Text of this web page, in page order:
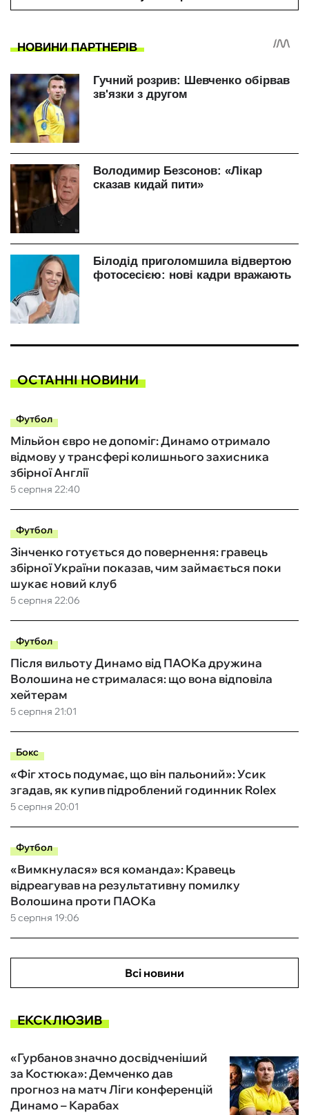
ОСТАННІ НОВИНИ
Футбол
5 серпня 22:40
Мільйон євро не допоміг: Динамо отримало
відмову у трансфері колишнього захисника
збірної Англії
Футбол
5 серпня 22:06
Зінченко готується до повернення: гравець
збірної України показав, чим займається поки
шукає новий клуб
Футбол
5 серпня 21:01
Після вильоту Динамо від ПАОКа дружина
Волошина не стрималася: що вона відповіла
хейтерам
Бокс
5 серпня 20:01
«Фіг хтось подумає, що він пальоний»: Усик
згадав, як купив підроблений годинник Rolex
Футбол
5 серпня 19:06
«Вимкнулася» вся команда»: Кравець
відреагував на результативну помилку
Волошина проти ПАОКа
Всі новини
ЕКСКЛЮЗИВ
«Гурбанов значно досвідченіший
за Костюка»: Демченко дав
прогноз на матч Ліги конференцій
Динамо – Карабах